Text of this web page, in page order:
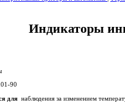
Индикаторы
90
для наблюдения за изменением